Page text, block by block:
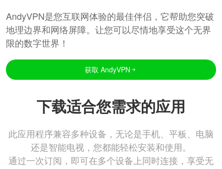
AndyVPN是您互联网体验的最佳伴侣，它帮助您突破
地理边界和网络屏障。让您可以尽情地享受这个无界
限的数字世界！
获取 AndyVPN
下载适合您需求的应用
此应用程序兼容多种设备，无论是手机、平板、电脑
还是智能电视，您都能轻松安装和使用。
通过一次订阅，即可在多个设备上同时连接，享受无